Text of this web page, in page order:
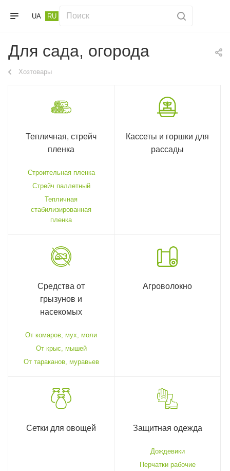
UA RU
Для сада, огорода
Хозтовары
Тепличная, стрейч
пленка
Строительная пленка
Стрейч паллетный
Тепличная
стабилизированная
пленка
Кассеты и горшки для
рассады
Средства от
грызунов и
насекомых
От комаров, мух, моли
От крыс, мышей
От тараканов, муравьев
Агроволокно
Сетки для овощей Защитная одежда
Дождевики
Перчатки рабочие